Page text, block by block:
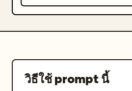
วิธีใช้ prompt นี้